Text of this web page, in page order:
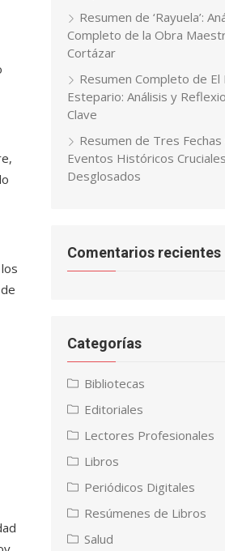
Resumen de ‘Rayuela’:
Completo de la Obra
Cortázar
Resumen Completo de El
Estepario: Análisis y
Clave
Resumen de Tres Fechas
Eventos Históricos Cruciales
Desglosados
Comentarios recientes
Categorías
Bibliotecas
Editoriales
Lectores Profesionales
Libros
Periódicos Digitales
Resúmenes de Libros
Salud